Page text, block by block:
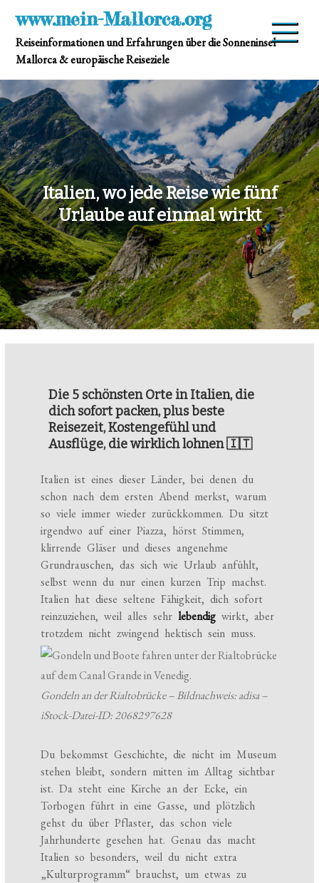
content
www.mein-Mallorca.org
Reiseinformationen und Erfahrungen über die Sonneninsel
Mallorca & europäische Reiseziele
Italien, wo jede Reise wie fünf
Urlaube auf einmal wirkt
Die 5 schönsten Orte in Italien, die
dich sofort packen, plus beste
Reisezeit, Kostengefühl und
Ausflüge, die wirklich lohnen 🇮🇹
Italien ist eines dieser Länder, bei denen du
schon nach dem ersten Abend merkst, warum
so viele immer wieder zurückkommen. Du sitzt
irgendwo auf einer Piazza, hörst Stimmen,
klirrende Gläser und dieses angenehme
Grundrauschen, das sich wie Urlaub anfühlt,
selbst wenn du nur einen kurzen Trip machst.
Italien hat diese seltene Fähigkeit, dich sofort
reinzuziehen, weil alles sehrlebendig wirkt, aber
trotzdem nicht zwingend hektisch sein muss.
Gondeln an der Rialtobrücke – Bildnachweis: adisa –
iStock-Datei-ID: 2068297628
Du bekommst Geschichte, die nicht im Museum
stehen bleibt, sondern mitten im Alltag sichtbar
ist. Da steht eine Kirche an der Ecke, ein
Torbogen führt in eine Gasse, und plötzlich
gehst du über Pflaster, das schon viele
Jahrhunderte gesehen hat. Genau das macht
Italien so besonders, weil du nicht extra
„Kulturprogramm“ brauchst, um etwas zu